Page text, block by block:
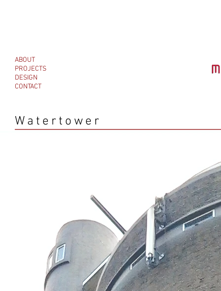
ABOUT
PROJECTS
DESIGN
CONTACT
Watertower